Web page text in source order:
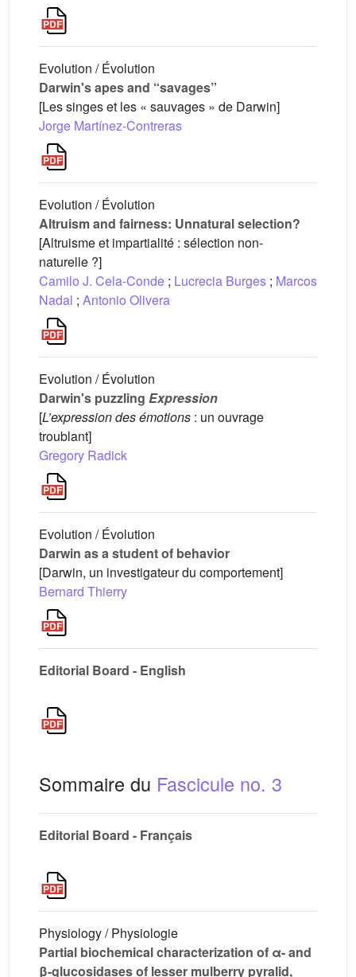
Evolution / Évolution
Darwin's apes and “savages”
[Les singes et les « sauvages » de Darwin]
Jorge Martínez-Contreras
Evolution / Évolution
Altruism and fairness: Unnatural selection?
[Altruisme et impartialité : sélection non-
naturelle ?]
Camilo J. Cela-Conde ; Lucrecia Burges ; Marcos
Nadal ; Antonio Olivera
Evolution / Évolution
Darwin's puzzling Expression
[L’expression des émotions : un ouvrage
troublant]
Gregory Radick
Evolution / Évolution
Darwin as a student of behavior
[Darwin, un investigateur du comportement]
Bernard Thierry
Editorial Board - English
Sommaire du Fascicule no. 3
Editorial Board - Français
Physiology / Physiologie
Partial biochemical characterization of α- and
β-glucosidases of lesser mulberry pyralid,